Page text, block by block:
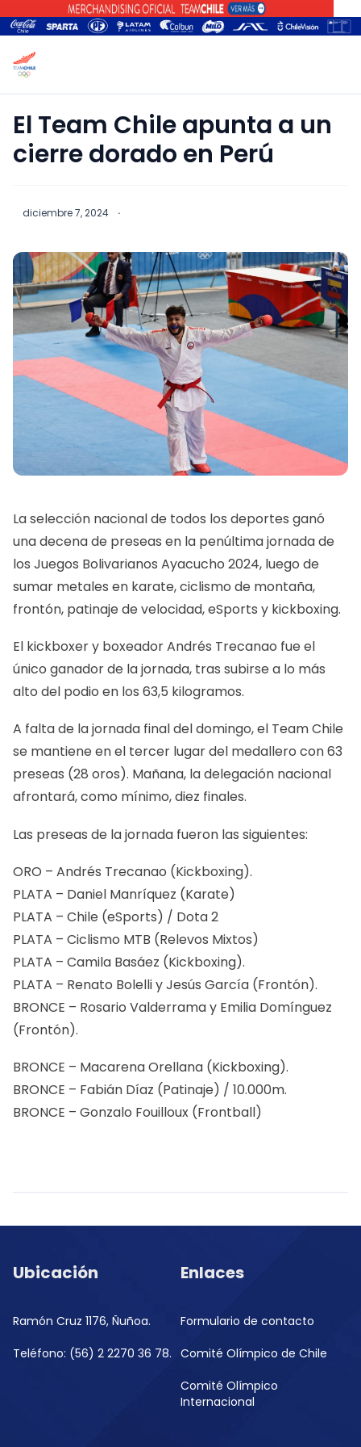
El Team Chile apunta a un
cierre dorado en Perú
diciembre 7, 2024 ·
La selección nacional de todos los deportes ganó
una decena de preseas en la penúltima jornada de
los Juegos Bolivarianos Ayacucho 2024, luego de
sumar metales en karate, ciclismo de montaña,
frontón, patinaje de velocidad, eSports y kickboxing.
El kickboxer y boxeador Andrés Trecanao fue el
único ganador de la jornada, tras subirse a lo más
alto del podio en los 63,5 kilogramos.
A falta de la jornada final del domingo, el Team Chile
se mantiene en el tercer lugar del medallero con 63
preseas (28 oros). Mañana, la delegación nacional
afrontará, como mínimo, diez finales.
Las preseas de la jornada fueron las siguientes:
ORO – Andrés Trecanao (Kickboxing).
PLATA – Daniel Manríquez (Karate)
PLATA – Chile (eSports) / Dota 2
PLATA – Ciclismo MTB (Relevos Mixtos)
PLATA – Camila Basáez (Kickboxing).
PLATA – Renato Bolelli y Jesús García (Frontón).
BRONCE – Rosario Valderrama y Emilia Domínguez
(Frontón).
BRONCE – Macarena Orellana (Kickboxing).
BRONCE – Fabián Díaz (Patinaje) / 10.000m.
BRONCE – Gonzalo Fouilloux (Frontball)
Ubicación
Ramón Cruz 1176, Ñuñoa.
Teléfono: (56) 2 2270 36 78.
Enlaces
Formulario de contacto
Comité Olímpico de Chile
Comité Olímpico
Internacional